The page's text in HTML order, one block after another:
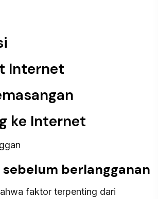
Internet
ke Internet
sebelum berlangganan
faktor terpenting dari